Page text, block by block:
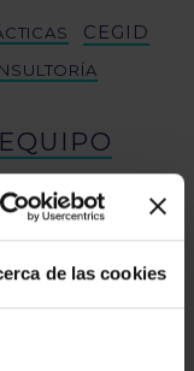
de las cookies
CEGID
EQUIPO